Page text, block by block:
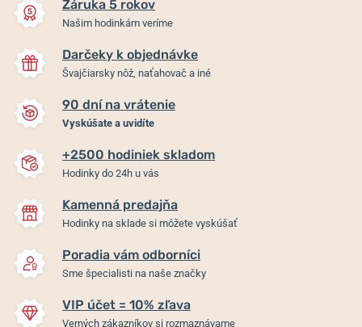
Citizen Eco-Drive Ladies
EM1220-82A
Skladom
195 €
Záruka 5 rokov
Našim hodinkám veríme
Darčeky k objednávke
Švajčiarsky nôž, naťahovač a iné
90 dní na vrátenie
Vyskúšate a uvidíte
+2500 hodiniek skladom
Hodinky do 24h u vás
Kamenná predajňa
Hodinky na sklade si môžete vyskúšať
Poradia vám odborníci
Sme špecialisti na naše značky
VIP účet = 10% zľava
Verných zákazníkov si rozmaznávame